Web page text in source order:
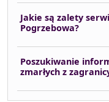
Jakie są zalety
Pogrzebowa?
Poszukiwanie
zmarłych z